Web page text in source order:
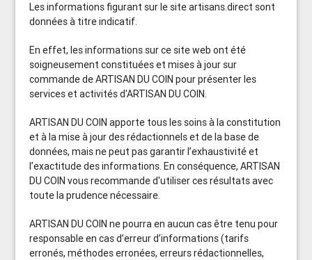
Les informations figurant sur le site artisans.direct sont
données à titre indicatif.
En effet, les informations sur ce site web ont été
soigneusement constituées et mises à jour sur
commande de ARTISAN DU COIN pour présenter les
services et activités d'ARTISAN DU COIN.
ARTISAN DU COIN apporte tous les soins à la constitution
et à la mise à jour des rédactionnels et de la base de
données, mais ne peut pas garantir l’exhaustivité et
l’exactitude des informations. En conséquence, ARTISAN
DU COIN vous recommande d'utiliser ces résultats avec
toute la prudence nécessaire.
ARTISAN DU COIN ne pourra en aucun cas être tenu pour
responsable en cas d’erreur d’informations (tarifs
erronés, méthodes erronées, erreurs rédactionnelles,